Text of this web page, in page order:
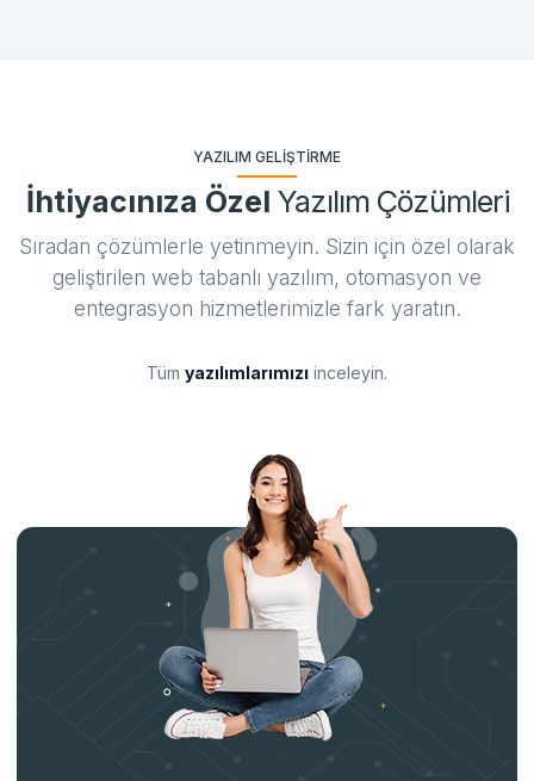
YAZILIM GELIŞTIRME
İhtiyacınıza Özel Yazılım Çözümleri
Sıradan çözümlerle yetinmeyin. Sizin için özel olarak
geliştirilen web tabanlı yazılım, otomasyon ve
entegrasyon hizmetlerimizle fark yaratın.
Tüm yazılımlarımızı inceleyin.